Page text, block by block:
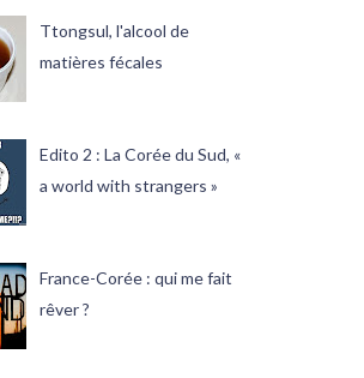
Ttongsul, l'alcool de
matières fécales
Edito 2 : La Corée du Sud, «
a world with strangers »
France-Corée : qui me fait
rêver ?